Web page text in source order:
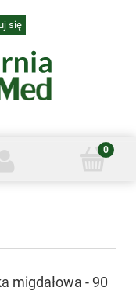
się
migdałowa - 90